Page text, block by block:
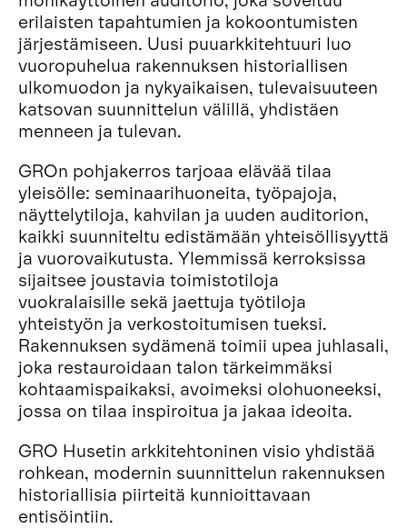
erilaisten tapahtumien ja kokoontumisten
järjestämiseen. Uusi puuarkkitehtuuri luo
vuoropuhelua rakennuksen historiallisen
ulkomuodon ja nykyaikaisen, tulevaisuuteen
katsovan suunnittelun välillä, yhdistäen
menneen ja tulevan.
GROn pohjakerros tarjoaa elävää tilaa
yleisölle: seminaarihuoneita, työpajoja,
näyttelytiloja, kahvilan ja uuden auditorion,
kaikki suunniteltu edistämään yhteisöllisyyttä
ja vuorovaikutusta. Ylemmissä kerroksissa
sijaitsee joustavia toimistotiloja
vuokralaisille sekä jaettuja työtiloja
yhteistyön ja verkostoitumisen tueksi.
Rakennuksen sydämenä toimii upea juhlasali,
joka restauroidaan talon tärkeimmäksi
kohtaamispaikaksi, avoimeksi olohuoneeksi,
jossa on tilaa inspiroitua ja jakaa ideoita.
GRO Husetin arkkitehtoninen visio yhdistää
rohkean, modernin suunnittelun rakennuksen
historiallisia piirteitä kunnioittavaan
entisöintiin.